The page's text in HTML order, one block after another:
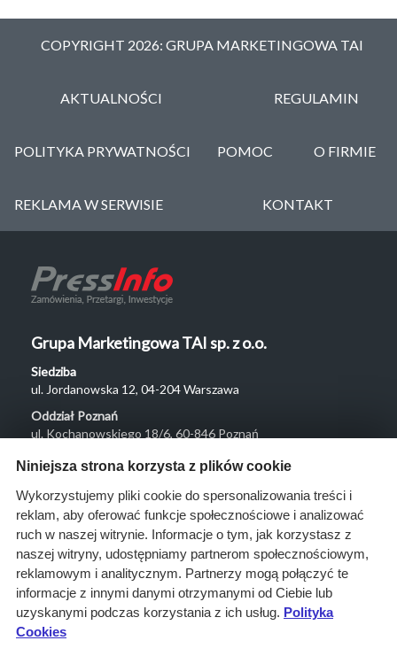
COPYRIGHT 2026: GRUPA MARKETINGOWA TAI
AKTUALNOŚCI REGULAMIN
POLITYKA PRYWATNOŚCI POMOC O FIRMIE
REKLAMA W SERWISIE KONTAKT
Grupa Marketingowa TAI sp. z o.o.
Siedziba
ul. Jordanowska 12, 04-204 Warszawa
Oddział Poznań
ul. Kochanowskiego 18/6, 60-846 Poznań
Menu
O nas
Rozwiązania
Monitoring
przetargów
Raporty
przetargowe
Niniejsza strona korzysta z plików cookie
Wykorzystujemy pliki cookie do spersonalizowania treści i
reklam, aby oferować funkcje społecznościowe i analizować
ruch w naszej witrynie. Informacje o tym, jak korzystasz z
naszej witryny, udostępniamy partnerom społecznościowym,
reklamowym i analitycznym. Partnerzy mogą połączyć te
informacje z innymi danymi otrzymanymi od Ciebie lub
uzyskanymi podczas korzystania z ich usług. Polityka
Cookies